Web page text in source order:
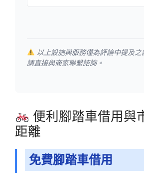
以上設施與服務僅為評論中提及
請直接與商家聯繫諮詢。
便利腳踏車借用與
距離
免費腳踏車借用